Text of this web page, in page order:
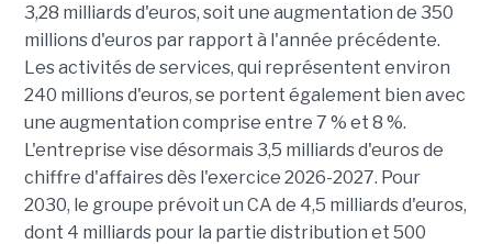
3,28 milliards d'euros, soit une augmentation de 350
millions d'euros par rapport à l'année précédente.
Les activités de services, qui représentent environ
240 millions d'euros, se portent également bien avec
une augmentation comprise entre 7 % et 8 %.
L'entreprise vise désormais 3,5 milliards d'euros de
chiffre d'affaires dès l'exercice 2026-2027. Pour
2030, le groupe prévoit un CA de 4,5 milliards d'euros,
dont 4 milliards pour la partie distribution et 500